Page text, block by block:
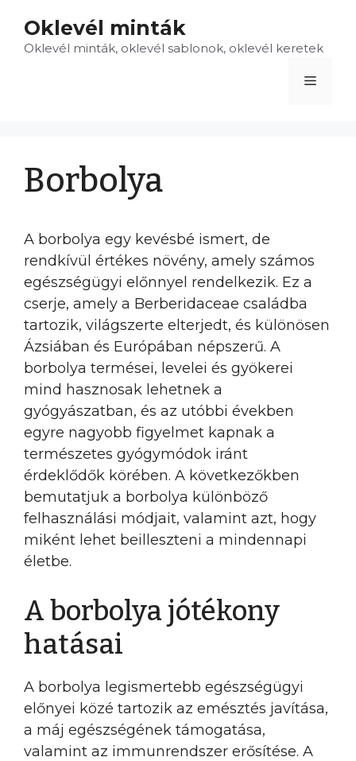
tartalomba
Oklevél minták
Oklevél minták, oklevél sablonok, oklevél keretek
Menü
Borbolya
A borbolya egy kevésbé ismert, de
rendkívül értékes növény, amely számos
egészségügyi előnnyel rendelkezik. Ez a
cserje, amely a Berberidaceae családba
tartozik, világszerte elterjedt, és különösen
Ázsiában és Európában népszerű. A
borbolya termései, levelei és gyökerei
mind hasznosak lehetnek a
gyógyászatban, és az utóbbi években
egyre nagyobb figyelmet kapnak a
természetes gyógymódok iránt
érdeklődők körében. A következőkben
bemutatjuk a borbolya különböző
felhasználási módjait, valamint azt, hogy
miként lehet beilleszteni a mindennapi
életbe.
A borbolya jótékony
hatásai
A borbolya legismertebb egészségügyi
előnyei közé tartozik az emésztés javítása,
a máj egészségének támogatása,
valamint az immunrendszer erősítése. A